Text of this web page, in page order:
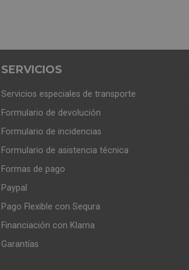
SERVICIOS
Servicios especiales de transporte
Formulario de devolución
Formulario de incidencias
Formulario de asistencia técnica
Formas de pago
Paypal
Pago Flexible con Sequra
Financiación con Klarna
Garantías